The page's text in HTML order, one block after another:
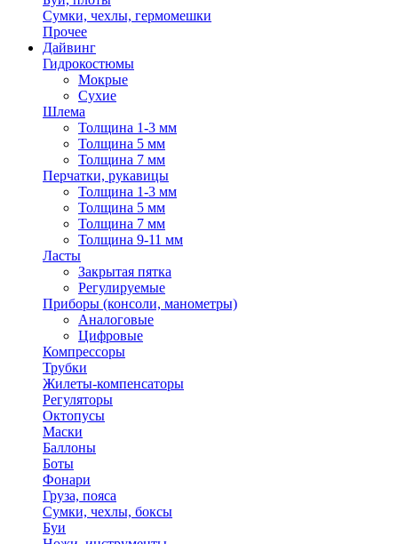
Сумки, чехлы, гермомешки
Прочее
Дайвинг
Гидрокостюмы
Мокрые
Сухие
Шлема
Толщина 1-3 мм
Толщина 5 мм
Толщина 7 мм
Перчатки, рукавицы
Толщина 1-3 мм
Толщина 5 мм
Толщина 7 мм
Толщина 9-11 мм
Ласты
Закрытая пятка
Регулируемые
Приборы (консоли, манометры)
Аналоговые
Цифровые
Компрессоры
Трубки
Жилеты-компенсаторы
Регуляторы
Октопусы
Маски
Баллоны
Боты
Фонари
Груза, пояса
Сумки, чехлы, боксы
Буи